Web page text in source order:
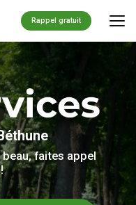
Rappel gratuit
faites appel